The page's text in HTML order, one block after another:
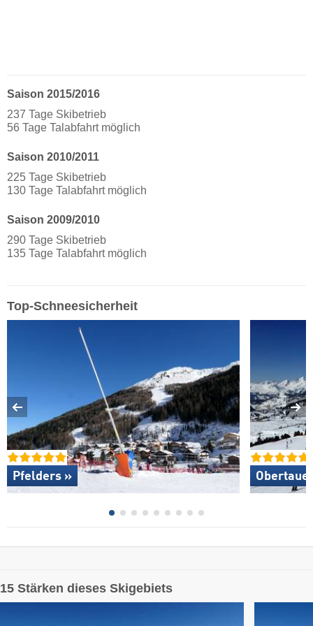
Saison 2015/2016
237 Tage Skibetrieb
56 Tage Talabfahrt möglich
Saison 2010/2011
225 Tage Skibetrieb
130 Tage Talabfahrt möglich
Saison 2009/2010
290 Tage Skibetrieb
135 Tage Talabfahrt möglich
Top-Schneesicherheit
Pfelders »
15 Stärken dieses Skigebiets